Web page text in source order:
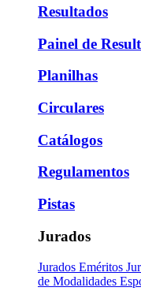
Resultados
Painel de
Planilhas
Circulares
Catálogos
Regulamentos
Pistas
Jurados
Jurados Eméritos
de Modalidades